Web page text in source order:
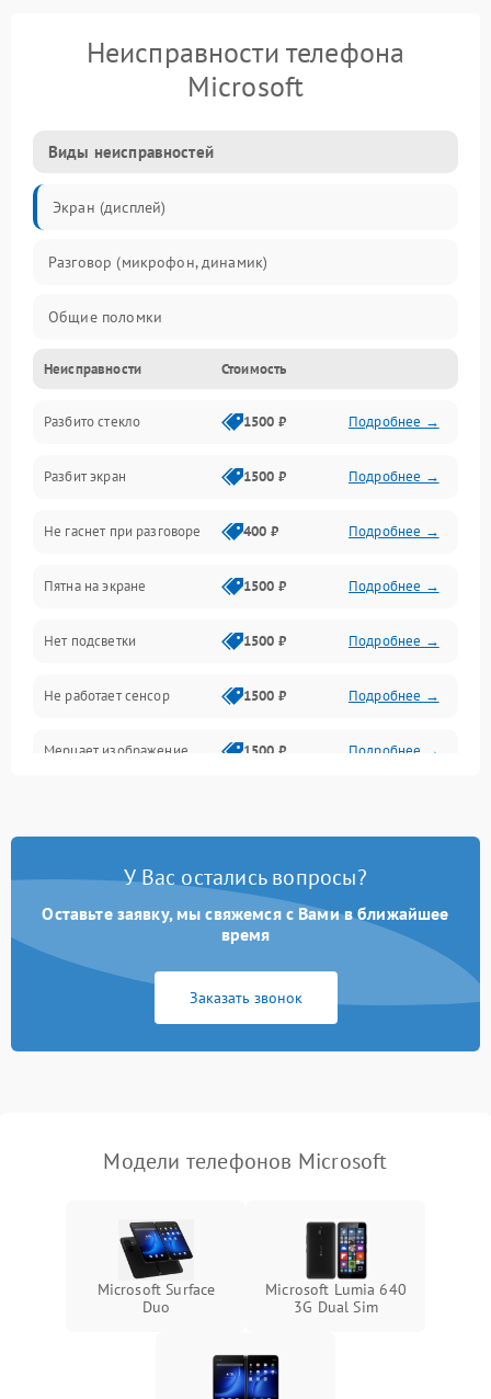
Неисправности телефона
Microsoft
Виды неисправностей
Экран (дисплей)
Разговор (микрофон, динамик)
Общие поломки
Проблемы связи
Камеры
Проблемы с дисплеем и сенсором
Зарядка
Проблемы с питанием, зарядкой и аккумулятором
Проблемы с работой системы, корпусом и другие
Неисправности Стоимость
Разбито стекло 1500 ₽ Подробнее →
Разбит экран 1500 ₽ Подробнее →
Не гаснет при разговоре 400 ₽ Подробнее →
Пятна на экране 1500 ₽ Подробнее →
Нет подсветки 1500 ₽ Подробнее →
Не работает сенсор 1500 ₽ Подробнее →
Мерцает изображение 1500 ₽ Подробнее →
У Вас остались вопросы?
Оставьте заявку, мы свяжемся с Вами в ближайшее
время
Заказать звонок
Модели телефонов Microsoft
Microsoft Surface
Duo
Microsoft Lumia 640
3G Dual Sim